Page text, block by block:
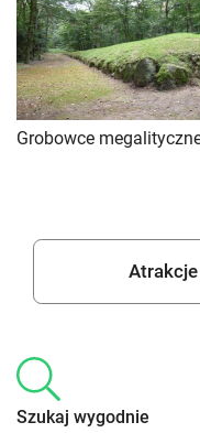
Grobowce
Szukaj wygodnie